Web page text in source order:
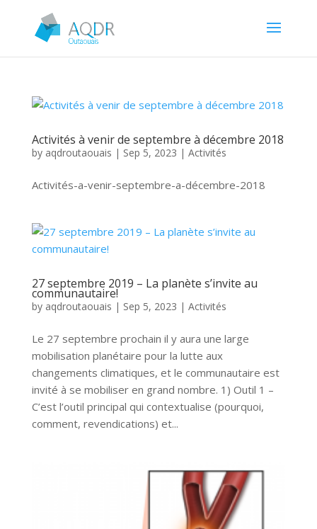
Activités à venir de septembre à décembre 2018
by aqdroutaouais | Sep 5, 2023 | Activités
Activités-a-venir-septembre-a-décembre-2018
27 septembre 2019 – La planète s’invite au
communautaire!
by aqdroutaouais | Sep 5, 2023 | Activités
Le 27 septembre prochain il y aura une large
mobilisation planétaire pour la lutte aux
changements climatiques, et le communautaire est
invité à se mobiliser en grand nombre. 1) Outil 1 –
C’est l’outil principal qui contextualise (pourquoi,
comment, revendications) et...